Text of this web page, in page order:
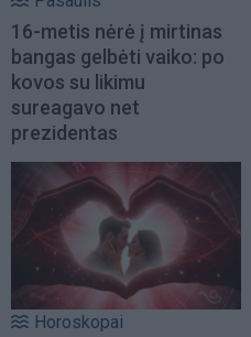
16-metis nėrė į mirtinas
bangas gelbėti vaiko: po
kovos su likimu
sureagavo net
prezidentas
Horoskopai